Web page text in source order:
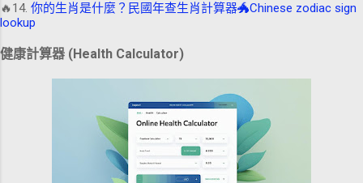
🔥14. 你的生肖是什麼？民國年查生肖計算器🐲Chinese zodiac sign
lookup
健康計算器 (Health Calculator)